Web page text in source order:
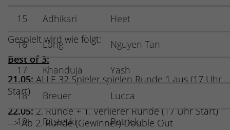
15 Adhikari Heet
16 Long Nguyen Tan
17 Khanduja Yash
18 Breuer Lucca
19 Ritsteski Patrick
Gespielt wird wie folgt:
Best of 3:
21.05: ALLE 32 Spieler spielen Runde 1 aus (17 Uhr
Start)
22.05: 2. Runde + 1. Verlierer Runde (17 Uhr Start)
--> Ab 2. Runde (Gewinner) Double Out